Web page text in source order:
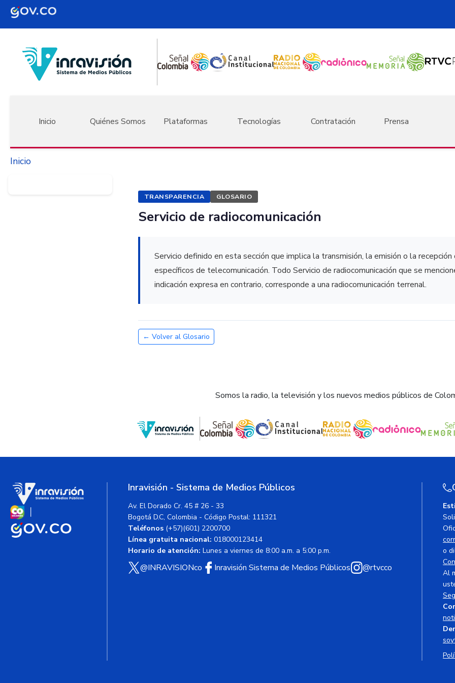
Pasar al contenido principal
Inicio Quiénes Somos Plataformas Tecnologías Contratación Prensa
Inicio
TRANSPARENCIA GLOSARIO
Servicio de radiocomunicación
Servicio definido en esta sección que implica la transmisión, la emisión o la
específicos de telecomunicación. Todo Servicio de radiocomunicación que se
indicación expresa en contrario, corresponde a una radiocomunicación terrenal.
← Volver al Glosario
Somos la radio, la televisión y los nuevos medios públicos de
Inravisión - Sistema de Medios Públicos
Av. El Dorado Cr. 45 # 26 - 33
Bogotá D.C, Colombia - Código Postal: 111321
Teléfonos (+57)(601) 2200700
Línea gratuita nacional: 018000123414
Horario de atención: Lunes a viernes de 8:00 a.m. a 5:00 p.m.
@INRAVISIONco Inravisión Sistema de Medios Públicos @rtvcco
o
Al